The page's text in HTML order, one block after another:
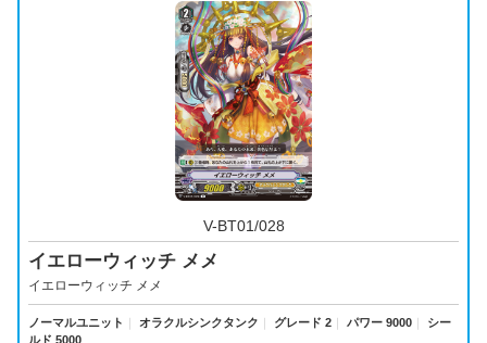
V-BT01/028
イエローウィッチ メメ
イエローウィッチ メメ
ノーマルユニット ｜ オラクルシンクタンク ｜ グレード 2 ｜ パワー 9000 ｜
シー
ルド 5000